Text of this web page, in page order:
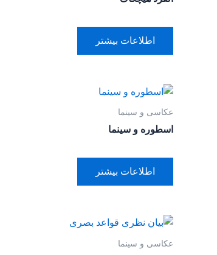
اطلاعات بیشتر
عکاسی و سینما
اسطوره و سینما
اطلاعات بیشتر
عکاسی و سینما